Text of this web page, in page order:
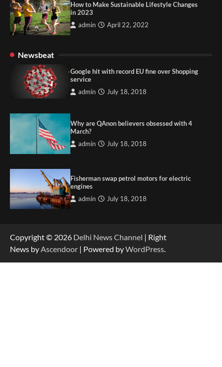
How to Make Sustainable Lifestyle Changes
in 2023
admin April 22, 2022
Newsbeat
Google hit with record EU fine over Shopping
service
admin July 18, 2018
Why are QAnon believers obsessed with 4
March?
admin July 18, 2018
Fisherman swap petrol motors for electric
engines
admin July 18, 2018
Copyright © 2026 Delhi News Channel | Right
News byAscendoor | Powered byWordPress.